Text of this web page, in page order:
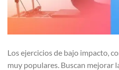
Los ejercicios de bajo impacto,
muy populares. Buscan mejorar